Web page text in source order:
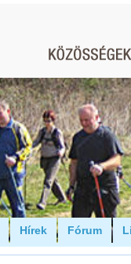
Hírek Fórum